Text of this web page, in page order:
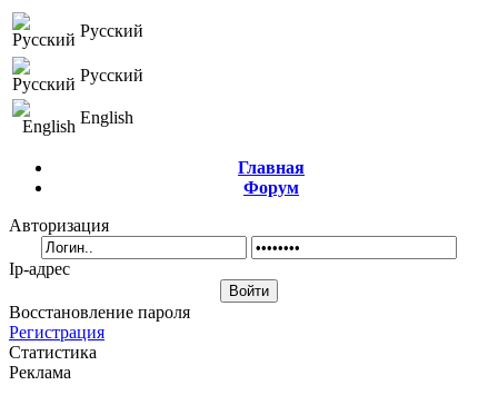
Русский
Русский
English
Главная
Форум
Авторизация
Ip-адрес
Восстановление пароля
Регистрация
Статистика
Реклама